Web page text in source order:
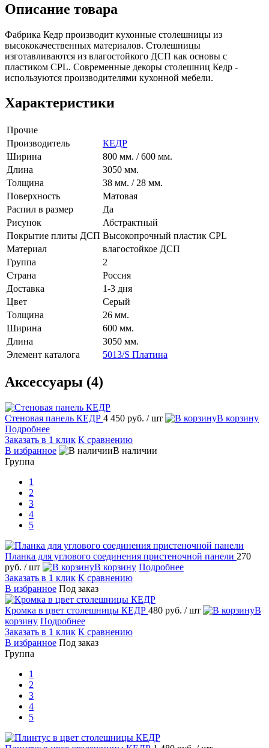
Описание товара
Фабрика Кедр производит кухонные столешницы из
высококачественных материалов. Столешницы
изготавливаются из влагостойкого ДСП как основы с
пластиком CPL. Современные декоры столешниц Кедр -
используются производителями кухонной мебели.
Характеристики
Прочие
Производитель
КЕДР
Ширина
800 мм. / 600 мм.
Длина
3050 мм.
Толщина
38 мм. / 28 мм.
Поверхность
Матовая
Распил в размер
Да
Рисунок
Абстрактный
Покрытие плиты ДСП Высокопрочный пластик CPL
Материал
влагостойкое ДСП
Группа
2
Страна
Россия
Доставка
1-3 дня
Цвет
Серый
Толщина
26 мм.
Ширина
600 мм.
Длина
3050 мм.
Элемент каталога
5013/S Платина
Аксессуары (4)
Стеновая панель КЕДР 4 450 руб. / шт
В корзину
Подробнее
Заказать в 1 клик К сравнению
В избранное
В наличии
Группа
1
2
3
4
5
Планка для углового соединения пристеночной панели 270
руб. / шт В корзину Подробнее
Заказать в 1 клик К сравнению
В избранное Под заказ
Кромка в цвет столешницы КЕДР 480 руб. / шт
В
корзину Подробнее
Заказать в 1 клик К сравнению
В избранное Под заказ
Группа
1
2
3
4
5